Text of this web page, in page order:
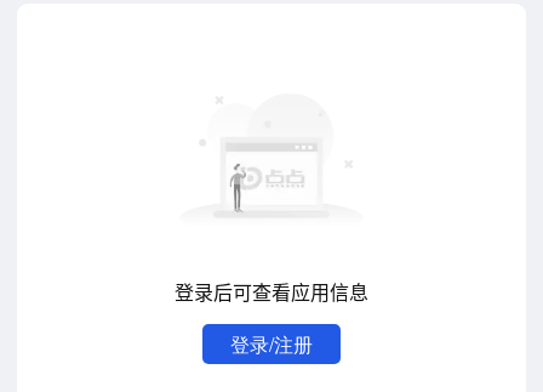
登录后可查看应用信息
登录/注册